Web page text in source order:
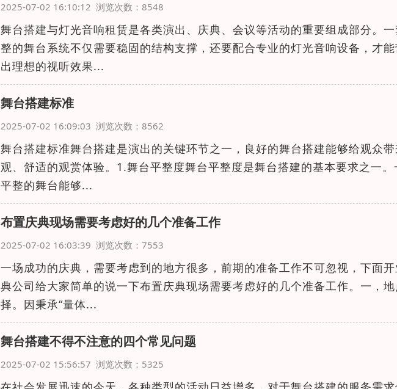
2025-07-02 16:10:12 浏览次数：8548
舞台搭建与灯光音响租赁是各类演出、庆典、会议等活动的重要组成部分。
整的舞台系统不仅需要稳固的结构支撑，还要配合专业的灯光音响设备，才
出理想的视听效果...
舞台搭建标准
2025-07-02 16:09:03 浏览次数：8562
舞台搭建标准舞台搭建是演出的关键环节之一，良好的舞台搭建能够给观众
观、舒适的观赏体验。1.舞台平整度舞台平整度是舞台搭建的基本要求之一。
平整的舞台能够...
布置庆典现场需要考虑好的几个准备工作
2025-07-02 16:03:39 浏览次数：7553
一场成功的庆典，需要考虑到的地方很多，前期的准备工作不可忽视，下面
典公司给大家简单的说一下布置庆典现场需要考虑好的几个准备工作。一，
择。因秉承“量体...
舞台搭建不得不注意的四个常见问题
2025-07-02 15:56:57 浏览次数：5325